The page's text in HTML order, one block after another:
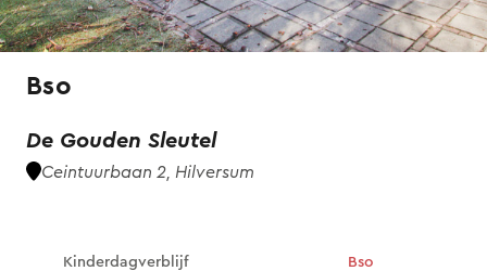
Bso
De Gouden Sleutel
Ceintuurbaan 2, Hilversum
Kinderdagverblijf Bso